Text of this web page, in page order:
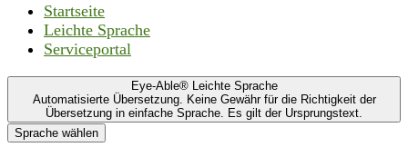
Startseite
Leichte Sprache
Serviceportal
Eye-Able® Leichte Sprache
Automatisierte Übersetzung. Keine Gewähr für die Richtigkeit der
Übersetzung in einfache Sprache. Es gilt der Ursprungstext.
Sprache wählen